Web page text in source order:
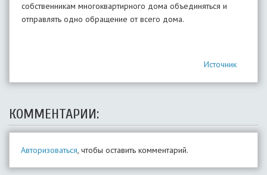
собственникам многоквартирного дома объединяться и
отправлять одно обращение от всего дома.
Источник
КОММЕНТАРИИ:
Авторизоваться, чтобы оставить комментарий.